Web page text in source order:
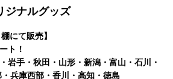
ジナルグッズ
にて販売】
ト！
手・秋田・山形・新潟・富山・石川・
兵庫西部・香川・高知・徳島